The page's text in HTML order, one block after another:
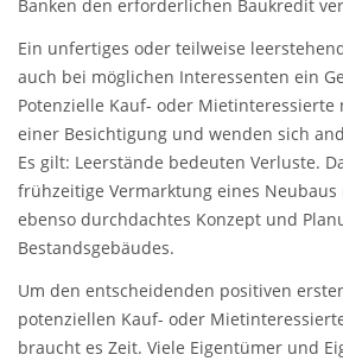
Banken den erforderlichen Baukredit
Ein unfertiges oder teilweise
auch bei möglichen Interessenten ein
Potenzielle Kauf- oder Mietinteressierte
einer Besichtigung und wenden sich
Es gilt: Leerstände bedeuten Verluste.
frühzeitige Vermarktung eines
ebenso durchdachtes Konzept und
Bestandsgebäudes.
Um den entscheidenden positiven
potenziellen Kauf- oder
braucht es Zeit. Viele Eigentümer und